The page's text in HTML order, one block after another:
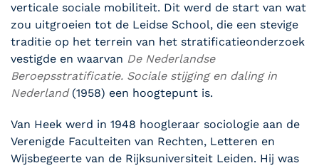
verticale sociale mobiliteit. Dit werd de start van wat
zou uitgroeien tot de Leidse School, die een stevige
traditie op het terrein van het stratificatieonderzoek
vestigde en waarvan De Nederlandse
Beroepsstratificatie. Sociale stijging en daling in
Nederland(1958) een hoogtepunt is.
Van Heek werd in 1948 hoogleraar sociologie aan de
Verenigde Faculteiten van Rechten, Letteren en
Wijsbegeerte van de Rijksuniversiteit Leiden. Hij was